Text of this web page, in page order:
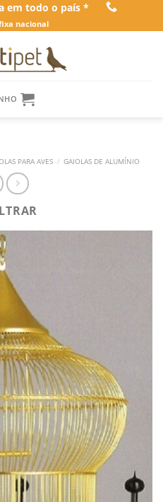
em todo o país *
nacional
PARA AVES / GAIOLAS DE ALUMÍNIO